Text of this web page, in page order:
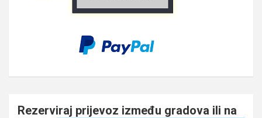
Rezerviraj prijevoz između gradova ili na